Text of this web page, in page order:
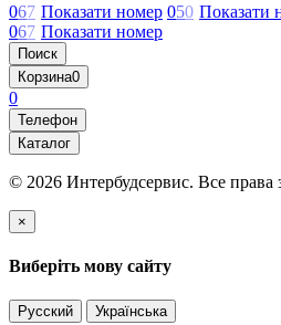
067 Показати номер 050 Показати
067 Показати номер
Поиск
Корзина0
0
Телефон
Каталог
© 2026 Интербудсервис. Все
×
Виберіть мову сайту
Русский Українська